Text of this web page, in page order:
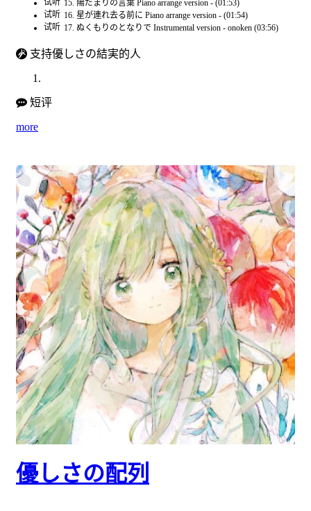
15. 陽だまりの言葉 Piano arrange version - (01:53)
试听 16. 星が連れ去る前に Piano arrange version - (01:54)
试听 17. ぬくもりのとなりで Instrumental version - onoken (03:56)
支持優しさの結実的人
短评
more
優しさの配列